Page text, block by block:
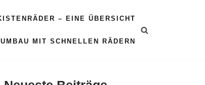
– EINE ÜBERSICHT
MIT SCHNELLEN RÄDERN